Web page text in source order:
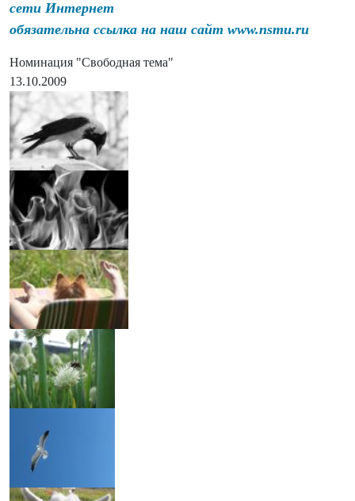
сети Интернет
обязательна ссылка на наш сайт www.nsmu.ru
Номинация "Свободная тема"
13.10.2009